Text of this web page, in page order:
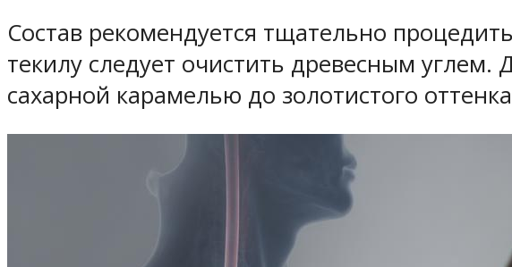
Состав рекомендуется тщательно
текилу следует очистить древесным
сахарной карамелью до золотистого